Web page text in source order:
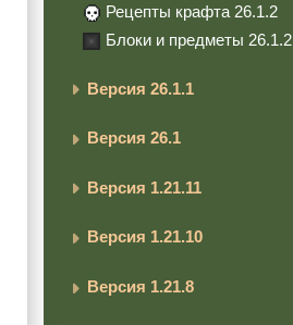
Рецепты крафта 26.1.2
Блоки и предметы 26.1.2
Версия 26.1.1
Версия 26.1
Версия 1.21.11
Версия 1.21.10
Версия 1.21.8